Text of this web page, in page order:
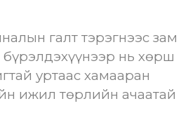
галт тэрэгнээс зам
бүрэлдэхүүнээр нь хөрш
уртаас хамааран
ижил төрлийн ачаатай